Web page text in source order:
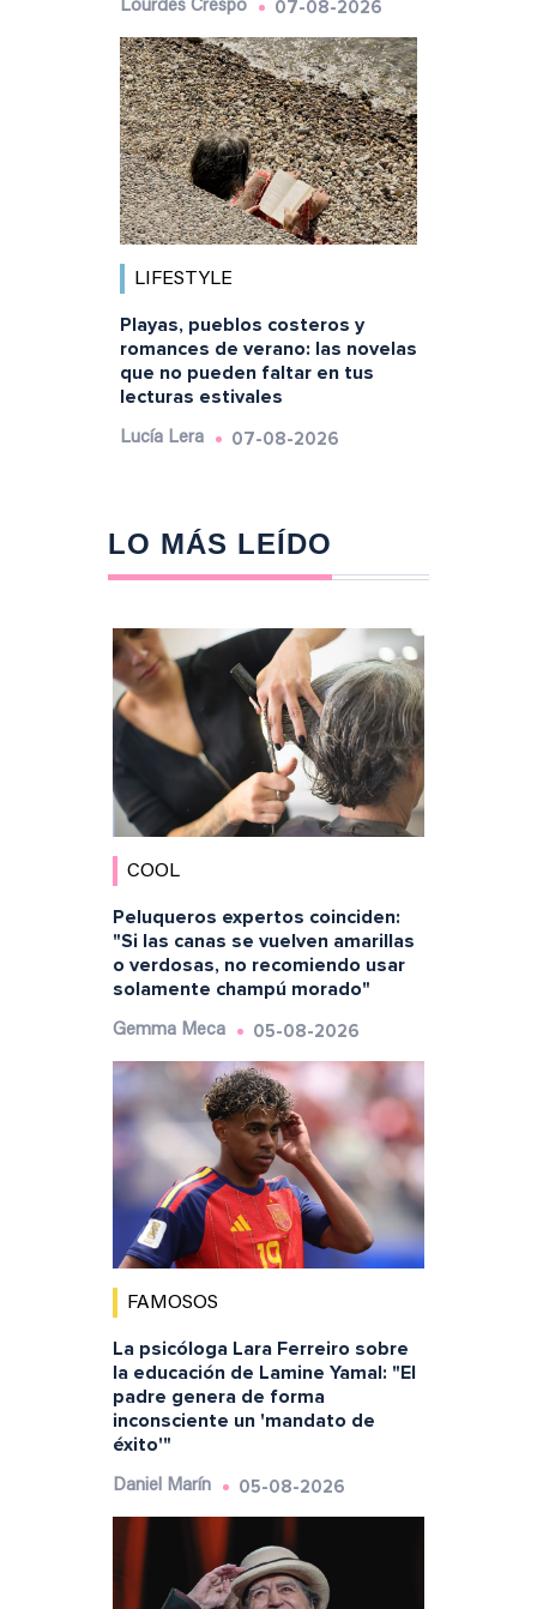
Lourdes Crespo 07-08-2026
LIFESTYLE
Playas, pueblos costeros y
romances de verano: las novelas
que no pueden faltar en tus
lecturas estivales
Lucía Lera 07-08-2026
LO MÁS LEÍDO
COOL
Peluqueros expertos coinciden:
"Si las canas se vuelven amarillas
o verdosas, no recomiendo usar
solamente champú morado"
Gemma Meca 05-08-2026
FAMOSOS
La psicóloga Lara Ferreiro sobre
la educación de Lamine Yamal: "El
padre genera de forma
inconsciente un 'mandato de
éxito'"
Daniel Marín 05-08-2026